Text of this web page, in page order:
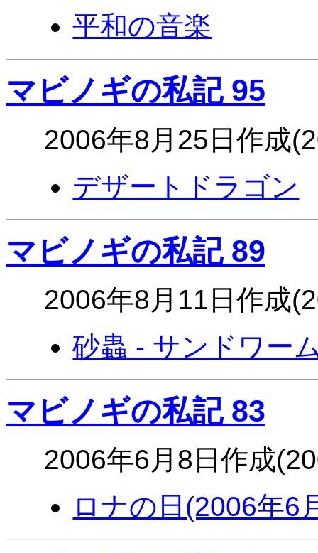
平和の音楽
マビノギの私記 95
2006年8月25日作成
デザートドラゴン
マビノギの私記 89
2006年8月11日作成
砂蟲 - サンドワー
マビノギの私記 83
2006年6月8日作成
ロナの日(2006年6